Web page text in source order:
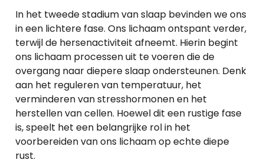
In het tweede stadium van slaap bevinden we ons
in een lichtere fase. Ons lichaam ontspant verder,
terwijl de hersenactiviteit afneemt. Hierin begint
ons lichaam processen uit te voeren die de
overgang naar diepere slaap ondersteunen. Denk
aan het reguleren van temperatuur, het
verminderen van stresshormonen en het
herstellen van cellen. Hoewel dit een rustige fase
is, speelt het een belangrijke rol in het
voorbereiden van ons lichaam op echte diepe
rust.